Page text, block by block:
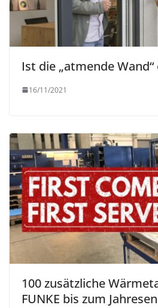
Ist die „atmende
16/11/2021
100 zusätzliche
FUNKE bis zum